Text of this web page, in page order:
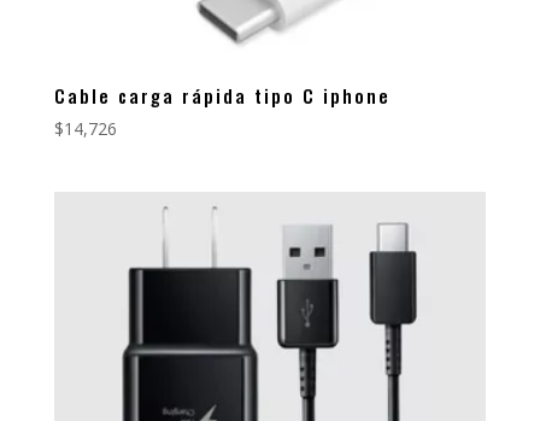
Cable carga rápida tipo C iphone
$14,726